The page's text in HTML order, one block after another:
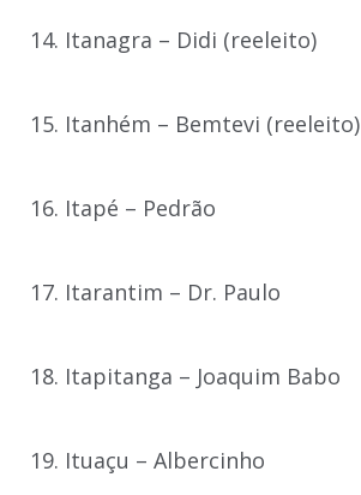
14. Itanagra – Didi (reeleito)
15. Itanhém – Bemtevi (reeleito)
16. Itapé – Pedrão
17. Itarantim – Dr. Paulo
18. Itapitanga – Joaquim Babo
19. Ituaçu – Albercinho